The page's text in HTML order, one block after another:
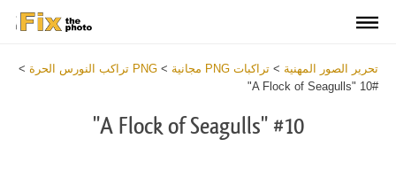
تحرير الصور المهنية > تراكبات PNG مجانية > PNG تراكب النورس الحرة
>
#10 "A Flock of Seagulls"
#10 "A Flock of Seagulls"